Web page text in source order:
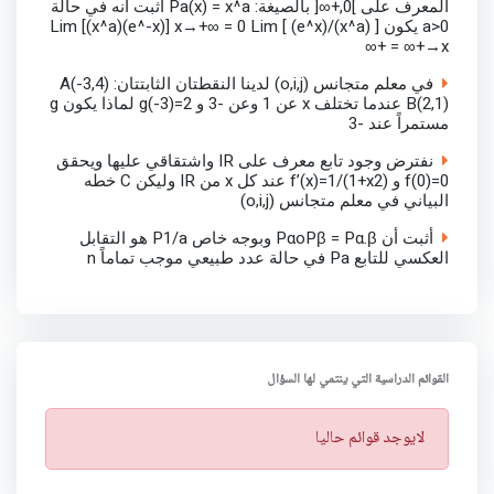
المعرف على ]0,+∞[ بالصيغة: Pa(x) = x^a أثبت انه في حالة
a>0 يكون Lim [(x^a)(e^-x)] x→+∞ = 0 Lim [ (e^x)/(x^a) ]
x→+∞ = +∞
في معلم متجانس (o,i,j) لدينا النقطتان الثابتتان: A(-3,4)
B(2,1) عندما تختلف x عن 1 وعن -3 و g(-3)=2 لماذا يكون g
مستمراً عند -3
نفترض وجود تابع معرف على IR واشتقاقي عليها ويحقق
f(0)=0 و f’(x)=1/(1+x2) عند كل x من IR وليكن C خطه
البياني في معلم متجانس (o,i,j)
أثبت أن PαoPβ = Pα.β وبوجه خاص P1/a هو التقابل
العكسي للتابع Pa في حالة عدد طبيعي موجب تماماً n
القوائم الدراسية التي ينتمي لها السؤال
ت
ن
لايوجد قوائم حاليا